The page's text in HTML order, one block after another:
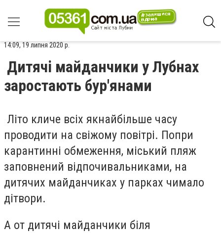
14:09, 19 липня 2020 р.
Дитячі майданчики у Лубнах
заростають бур'янами
Літо кличе всіх якнайбільше часу
проводити на свіжому повітрі. Попри
карантинні обмеження, міський пляж
заповнений відпочивальниками, на
дитячих майданчиках у парках чимало
дітвори.
А от дитячі майданчики біля